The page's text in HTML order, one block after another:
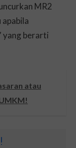
MR2
apabila
yang berarti
atau